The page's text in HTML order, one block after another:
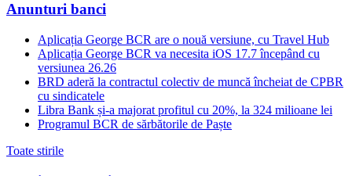
Anunturi banci
Aplicația George BCR are o nouă versiune, cu Travel Hub
Aplicația George BCR va necesita iOS 17.7 începând cu
versiunea 26.26
BRD aderă la contractul colectiv de muncă încheiat de CPBR
cu sindicatele
Libra Bank și-a majorat profitul cu 20%, la 324 milioane lei
Programul BCR de sărbătorile de Paște
Toate stirile